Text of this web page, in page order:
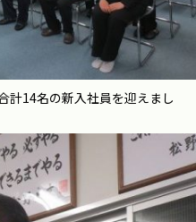
14名の新入社員を迎えまし